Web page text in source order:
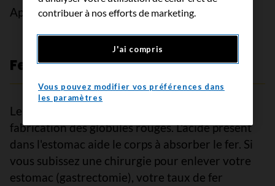
Apprenez-en davantage sur l’anémie
Fer
Le fer est un minéral qui est important pour la
fabrication des globules rouges. L'acide présent
dans l'estomac aide le corps à absorber le fer. Si
vous subissez une chirurgie pour enlever votre
estomac (gastrectomie), votre taux de fer
contribuer à nos efforts de marketing.
J'ai compris
Vous pouvez modifier vos préférences dans
les paramètres